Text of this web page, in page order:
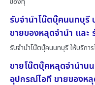
รับจำนำโน๊ตบุ๊คนนทบุรี
ขายของหลุดจำนำ แล
รับจำนำโน๊ตบุ๊คนนทบุรี ให้บริกา
ขายโน๊ตบุ๊คหลุดจำนำน
อุปกรณ์ไอที ขายของห